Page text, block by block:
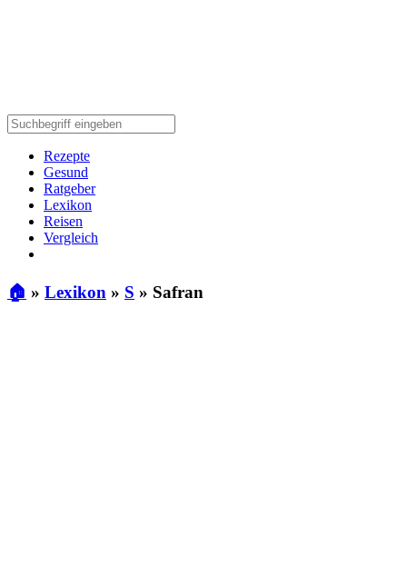
Rezepte
Gesund
Ratgeber
Lexikon
Reisen
Vergleich
🏠 » Lexikon » S » Safran